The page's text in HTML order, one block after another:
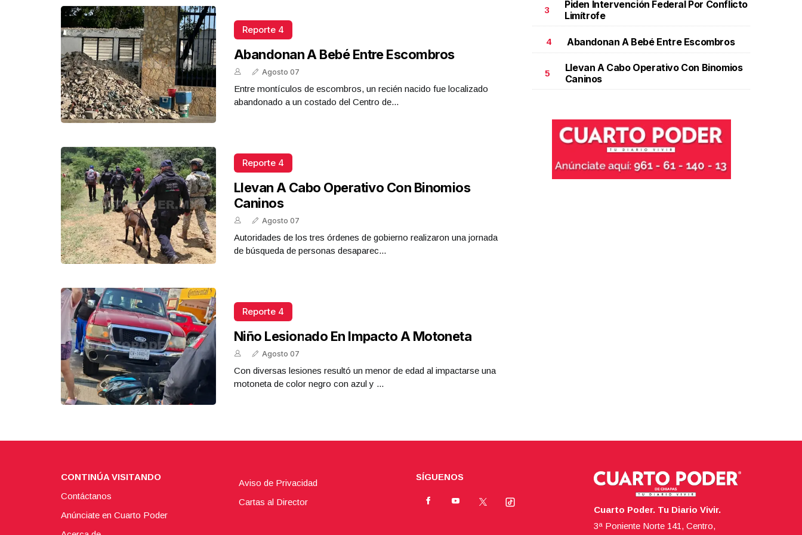
Reporte 4
Abandonan A Bebé Entre Escombros
Agosto 07
Entre montículos de escombros, un recién nacido fue localizado
abandonado a un costado del Centro de...
Reporte 4
Llevan A Cabo Operativo Con Binomios
Caninos
Agosto 07
Autoridades de los tres órdenes de gobierno realizaron una jornada
de búsqueda de personas desaparec...
Reporte 4
Niño Lesionado En Impacto A Motoneta
Agosto 07
Con diversas lesiones resultó un menor de edad al impactarse una
motoneta de color negro con azul y ...
3
Piden Intervención Federal Por Conflicto
Limítrofe
4 Abandonan A Bebé Entre Escombros
5
Llevan A Cabo Operativo Con Binomios
Caninos
CONTINÚA VISITANDO
Contáctanos
Anúnciate en Cuarto Poder
Aviso de Privacidad
Cartas al Director
SÍGUENOS
Cuarto Poder. Tu Diario Vivir.
3ª Poniente Norte 141, Centro,